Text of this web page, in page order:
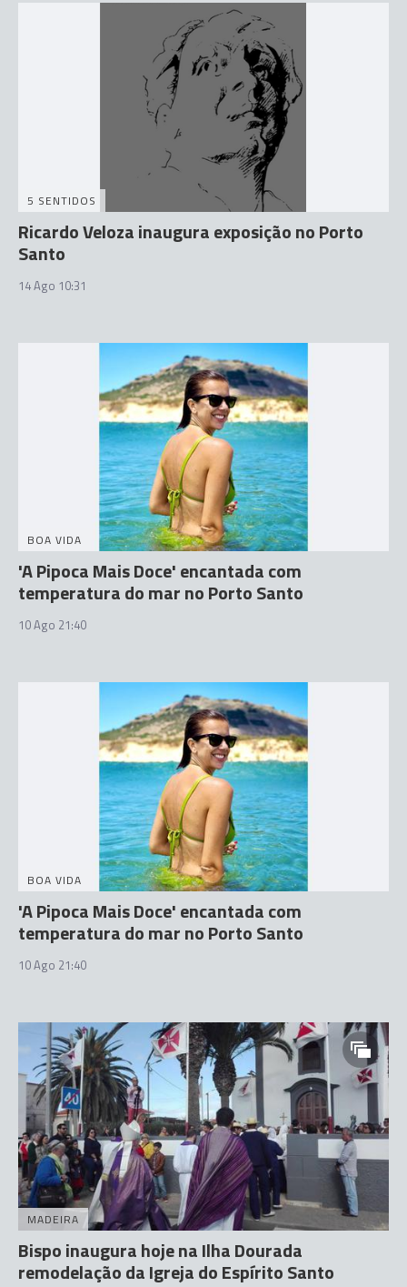
5 SENTIDOS
Ricardo Veloza inaugura exposição no Porto
Santo
14 Ago 10:31
BOA VIDA
'A Pipoca Mais Doce' encantada com
temperatura do mar no Porto Santo
10 Ago 21:40
BOA VIDA
'A Pipoca Mais Doce' encantada com
temperatura do mar no Porto Santo
10 Ago 21:40
MADEIRA
Bispo inaugura hoje na Ilha Dourada
remodelação da Igreja do Espírito Santo